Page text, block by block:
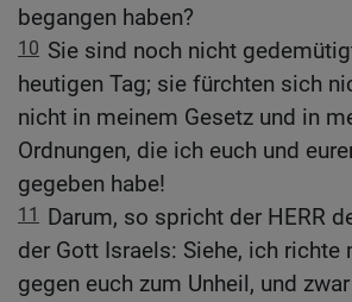
begangen haben?
10 Sie sind noch nicht
heutigen Tag; sie fürchten sich
nicht in meinem Gesetz und in
Ordnungen, die ich euch und
gegeben habe!
11
Darum, so spricht der HERR
der Gott Israels: Siehe, ich richte
gegen euch zum Unheil, und